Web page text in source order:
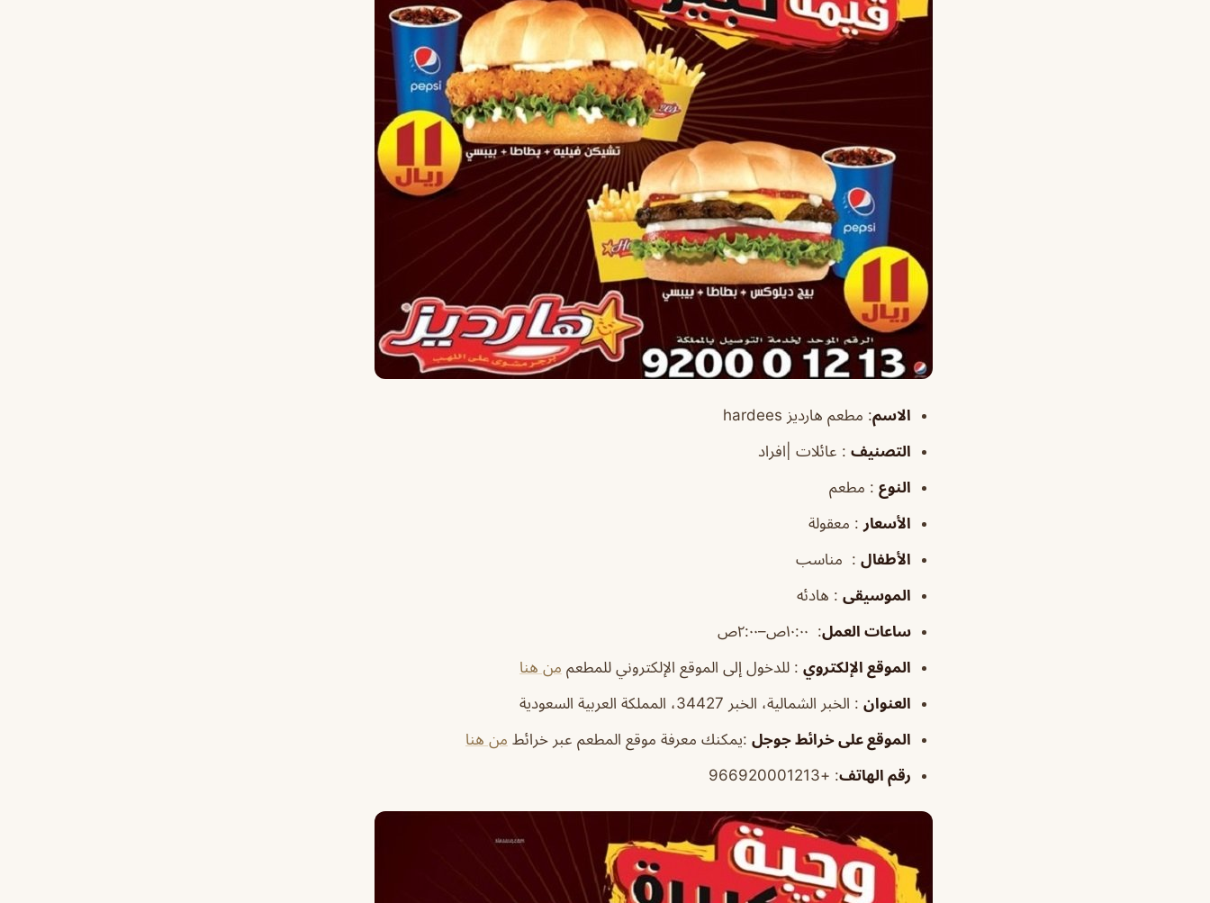
الاسم: مطعم هارديز hardees
التصنيف : عائلات |افراد
النوع : مطعم
الأسعار : معقولة
الأطفال : مناسب
الموسيقى : هادئه
ساعات العمل: ١٠:٠٠ص–٢:٠٠ص
الموقع الإلكتروي : للدخول إلى الموقع الإلكتروني للمطعم من هنا
العنوان : الخبر الشمالية، الخبر 34427، المملكة العربية السعودية
الموقع على خرائط جوجل :يمكنك معرفة موقع المطعم عبر خرائط من هنا
رقم الهاتف: +966920001213